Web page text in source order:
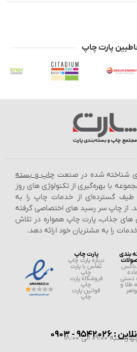
پارت چاپ
شناخته شده در صنعت چاپ و بسته‌
با بهره‌گیری از تکنولوژی‌ های روز
گسترده‌ای از خدمات چاپ را به
از چاپ سر رسید های اختصاصی گرفته
های جذاب، پارت چاپ همواره در تلاش
را به مشتریان خود ارائه دهد.
بندی
دستی
طلا و
پارت چاپ
درباره پارت چاپ
تماس با پارت
چاپ
فروشگاه پارت
چاپ
قوانین پارت
چاپ
- 0903
09:00 الی 18:00